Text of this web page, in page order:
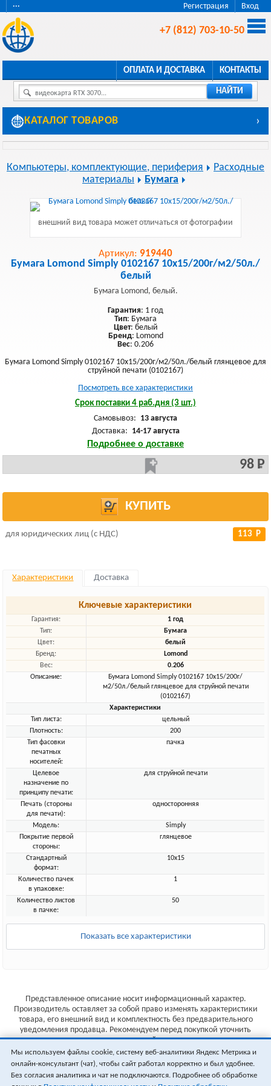
Регистрация Вход
···
+7 (812) 703-10-50
ОПЛАТА И ДОСТАВКА КОНТАКТЫ
видеокарта RTX 3070... НАЙТИ
КАТАЛОГ ТОВАРОВ ›
Компьютеры, комплектующие, периферия
Расходные
материалы
Бумага
внешний вид товара может отличаться от фотографии
Артикул: 919440
Бумага Lomond Simply 0102167 10x15/200г/м2/50л./
белый
Бумага Lomond, белый.
Гарантия: 1 год
Тип: Бумага
Цвет: белый
Бренд: Lomond
Вес: 0.206
Бумага Lomond Simply 0102167 10x15/200г/м2/50л./белый глянцевое для
струйной печати (0102167)
Посмотреть все характеристики
Срок поставки 4 раб.дня (3 шт.)
Самовывоз: 13 августа
Доставка: 14-17 августа
Подробнее о доставке
98 Р
КУПИТЬ
для юридических лиц (с НДС) 113 Р
Характеристики Доставка
Ключевые характеристики
Гарантия:
1 год
Тип:
Бумага
Цвет:
белый
Бренд:
Lomond
Вес:
0.206
Описание:
Бумага Lomond Simply 0102167 10x15/200г/
м2/50л./белый глянцевое для струйной печати
(0102167)
Характеристики
Тип листа:
цельный
Плотность:
200
Тип фасовки
печатных
носителей:
пачка
Целевое
назначение по
принципу печати:
для струйной печати
Печать (стороны
для печати):
односторонняя
Модель:
Simply
Покрытие первой
стороны:
глянцевое
Стандартный
формат:
10x15
Количество пачек
в упаковке:
1
Количество листов
в пачке:
50
Показать все характеристики
Представленное описание носит информационный характер.
Производитель оставляет за собой право изменять характеристики
товара, его внешний вид и комплектность без предварительного
уведомления продавца. Рекомендуем перед покупкой уточнить
характеристики товара на сайте производителя.
Указанные цены не являются публичной офертой (ст.435 ГК РФ).
Стоимость и наличие товара уточняйте у менеджера.
Мы используем файлы cookie, систему веб-аналитики Яндекс Метрика и
онлайн-консультант (чат), чтобы сайт работал корректно и был удобнее.
Без согласия аналитика и чат не подключаются. Подробнее об обработке